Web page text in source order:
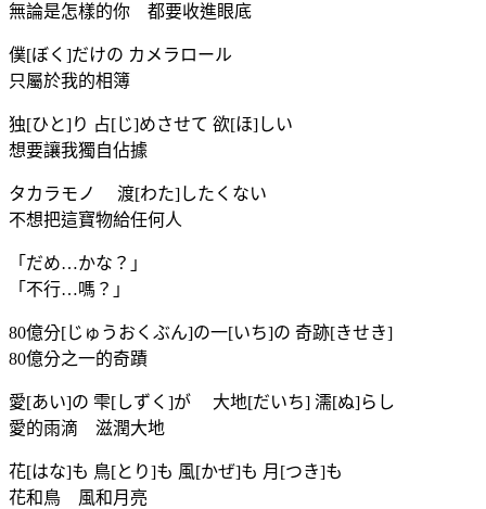
無論是怎樣的你 都要收進眼底
僕[ぼく]だけの カメラロール
只屬於我的相簿
独[ひと]り 占[じ]めさせて 欲[ほ]しい
想要讓我獨自佔據
タカラモノ 渡[わた]したくない
不想把這寶物給任何人
「だめ…かな？」
「不行…嗎？」
80億分[じゅうおくぶん]の一[いち]の 奇跡[きせき]
80億分之一的奇蹟
愛[あい]の 雫[しずく]が 大地[だいち] 濡[ぬ]らし
愛的雨滴 滋潤大地
花[はな]も 鳥[とり]も 風[かぜ]も 月[つき]も
花和鳥 風和月亮